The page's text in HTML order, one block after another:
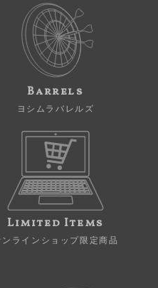
Barrels
ヨシムラバレルズ
Limited Items
ンラインショップ限定商品